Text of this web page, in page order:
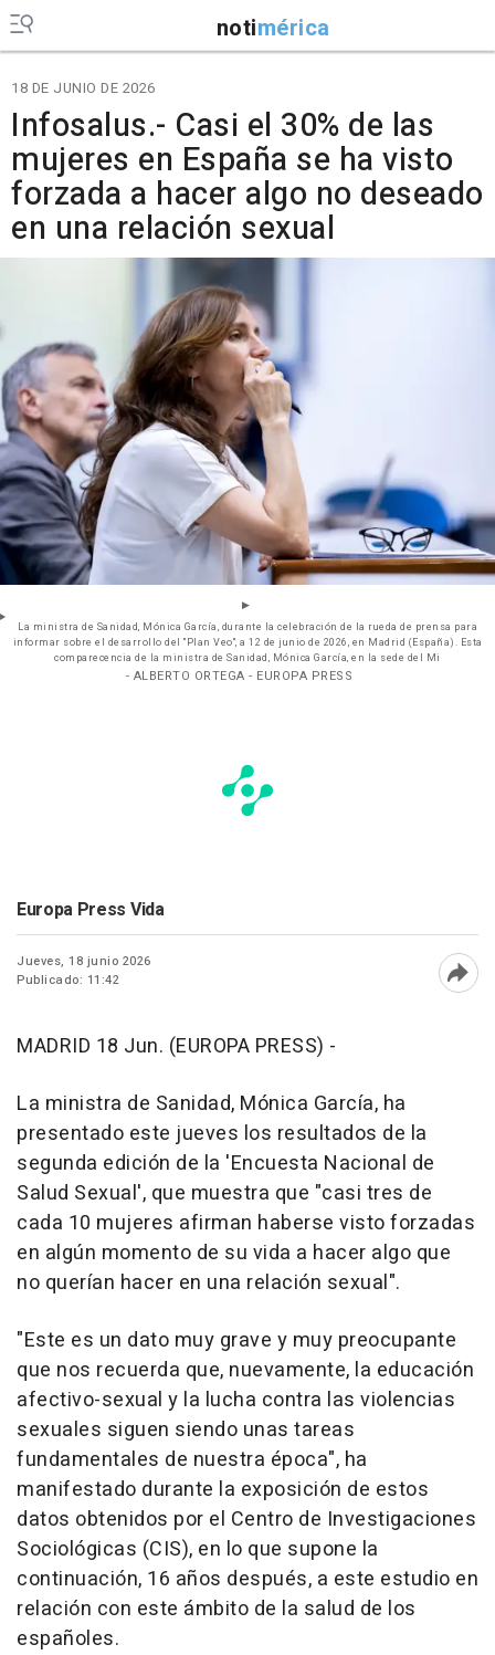
notimérica
18 DE JUNIO DE 2026
Infosalus.- Casi el 30% de las
mujeres en España se ha visto
forzada a hacer algo no deseado
en una relación sexual
La ministra de Sanidad, Mónica García, durante la celebración de la rueda de prensa para
informar sobre el desarrollo del "Plan Veo", a 12 de junio de 2026, en Madrid (España). Esta
comparecencia de la ministra de Sanidad, Mónica García, en la sede del Mi
- ALBERTO ORTEGA - EUROPA PRESS
Europa Press Vida
Jueves, 18 junio 2026
Publicado: 11:42
MADRID 18 Jun. (EUROPA PRESS) -
La ministra de Sanidad, Mónica García, ha
presentado este jueves los resultados de la
segunda edición de la 'Encuesta Nacional de
Salud Sexual', que muestra que "casi tres de
cada 10 mujeres afirman haberse visto forzadas
en algún momento de su vida a hacer algo que
no querían hacer en una relación sexual".
"Este es un dato muy grave y muy preocupante
que nos recuerda que, nuevamente, la educación
afectivo-sexual y la lucha contra las violencias
sexuales siguen siendo unas tareas
fundamentales de nuestra época", ha
manifestado durante la exposición de estos
datos obtenidos por el Centro de Investigaciones
Sociológicas (CIS), en lo que supone la
continuación, 16 años después, a este estudio en
relación con este ámbito de la salud de los
españoles.